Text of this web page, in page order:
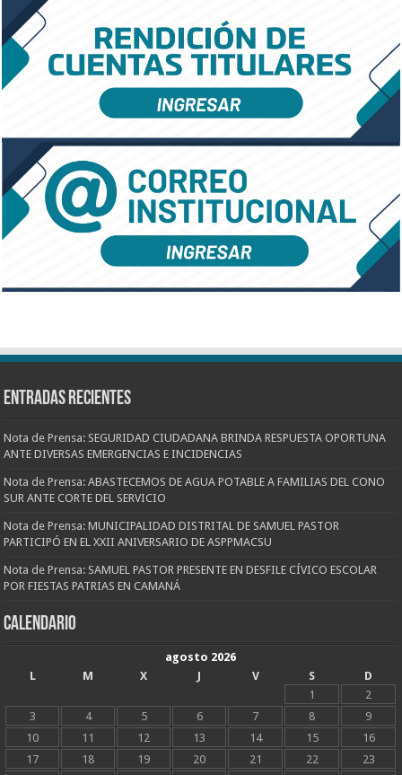
Entradas recientes
Nota de Prensa: SEGURIDAD CIUDADANA BRINDA RESPUESTA OPORTUNA
ANTE DIVERSAS EMERGENCIAS E INCIDENCIAS
Nota de Prensa: ABASTECEMOS DE AGUA POTABLE A FAMILIAS DEL CONO
SUR ANTE CORTE DEL SERVICIO
Nota de Prensa: MUNICIPALIDAD DISTRITAL DE SAMUEL PASTOR
PARTICIPÓ EN EL XXII ANIVERSARIO DE ASPPMACSU
Nota de Prensa: SAMUEL PASTOR PRESENTE EN DESFILE CÍVICO ESCOLAR
POR FIESTAS PATRIAS EN CAMANÁ
CALENDARIO
agosto 2026
L
M X J V S
D
1
2
3
4 5 6 7 8
9
10
11 12 13 14 15
16
17
18 19 20 21 22
23